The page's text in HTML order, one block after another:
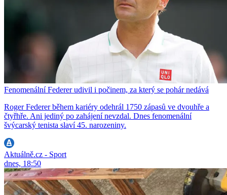
Fenomenální Federer udivil i počinem, za který se pohár nedává
Roger Federer během kariéry odehrál 1750 zápasů ve dvouhře a
čtyřhře. Ani jediný po zahájení nevzdal. Dnes fenomenální
švýcarský tenista slaví 45. narozeniny.
Aktuálně.cz - Sport
dnes, 18:50